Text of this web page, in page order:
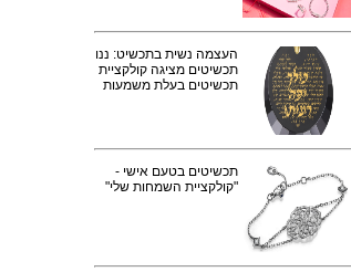
העצמה נשית בתכשיט: ננו
תכשיטים מציגה קולקציית
תכשיטים בעלת משמעות
תכשיטים בטעם אישי -
"קולקציית השמחות שלי"